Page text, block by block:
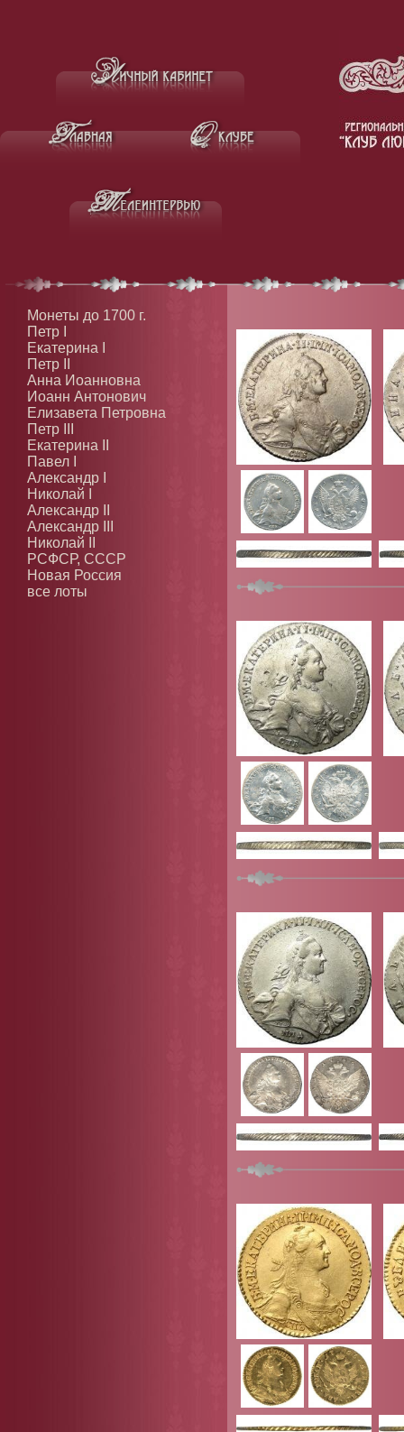
Монеты до 1700 г.
Петр I
Екатерина I
Петр II
Анна Иоанновна
Иоанн Антонович
Елизавета Петровна
Петр III
Екатерина II
Павел I
Александр I
Николай I
Александр II
Александр III
Николай II
РСФСР, СССР
Новая Россия
все лоты